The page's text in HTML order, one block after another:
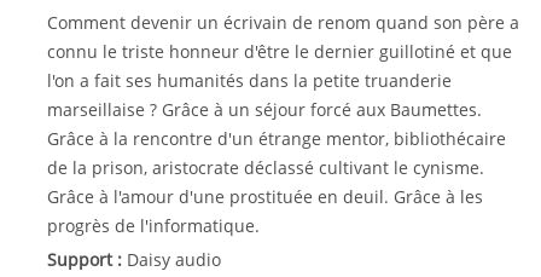
Comment devenir un écrivain de renom quand son père a
connu le triste honneur d'être le dernier guillotiné et que
l'on a fait ses humanités dans la petite truanderie
marseillaise ? Grâce à un séjour forcé aux Baumettes.
Grâce à la rencontre d'un étrange mentor, bibliothécaire
de la prison, aristocrate déclassé cultivant le cynisme.
Grâce à l'amour d'une prostituée en deuil. Grâce à les
progrès de l'informatique.
Support : Daisy audio